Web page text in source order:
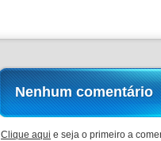
Nenhum comentário
Clique aqui e seja o primeiro a